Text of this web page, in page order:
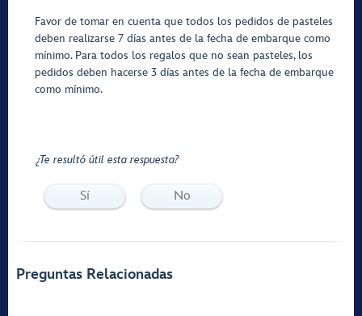
Favor de tomar en cuenta que todos los pedidos de pasteles
deben realizarse 7 días antes de la fecha de embarque como
mínimo. Para todos los regalos que no sean pasteles, los
pedidos deben hacerse 3 días antes de la fecha de embarque
como mínimo.
¿Te resultó útil esta respuesta?
Sí No
Preguntas Relacionadas